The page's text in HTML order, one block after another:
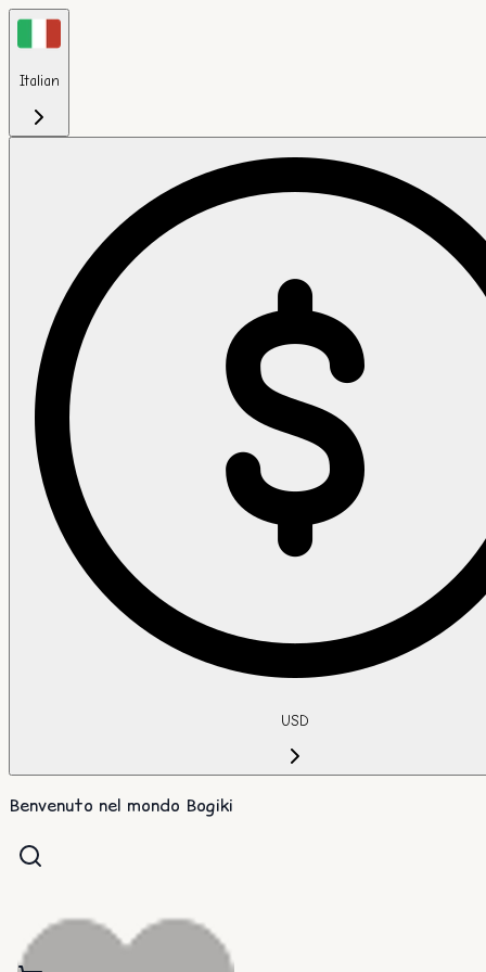
Italian
USD
Benvenuto nel mondo Bogiki